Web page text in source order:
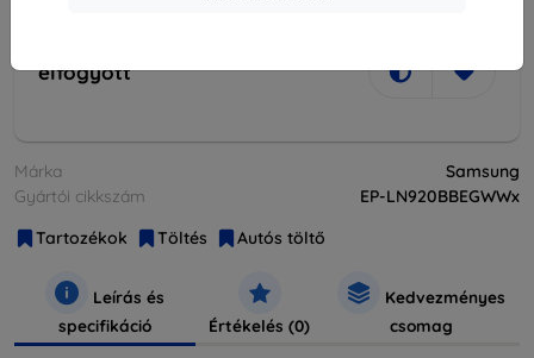
elfogyott
Márka
Samsung
Gyártói cikkszám
EP-LN920BBEGWWx
Tartozékok
Töltés Autós töltő
Leírás és
specifikáció
Értékelés (0)
Kedvezményes
csomag